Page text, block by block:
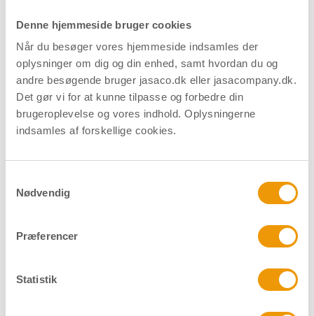
Denne hjemmeside bruger cookies
Når du besøger vores hjemmeside indsamles der
oplysninger om dig og din enhed, samt hvordan du og
andre besøgende bruger jasaco.dk eller jasacompany.dk.
Det gør vi for at kunne tilpasse og forbedre din
brugeroplevelse og vores indhold. Oplysningerne
indsamles af forskellige cookies.
Nødvendig
Præferencer
Statistik
Download datablad Find forhandler